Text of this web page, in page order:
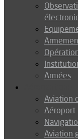
Armées
Aviation
Aéroport
Aviation